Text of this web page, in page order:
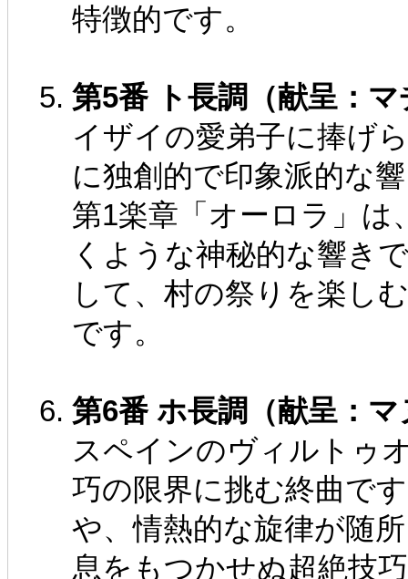
特徴的です。
第5番 ト長調（献呈：
イザイの愛弟子に捧げ
に独創的で印象派的な
第1楽章「オーロラ」
くような神秘的な響き
して、村の祭りを楽し
です。
第6番 ホ長調（献呈：
スペインのヴィルトゥ
巧の限界に挑む終曲で
や、情熱的な旋律が随
息をもつかせぬ超絶技